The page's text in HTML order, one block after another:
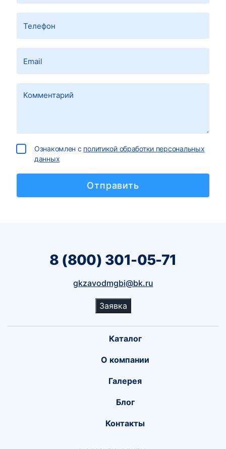
Ознакомлен с политикой обработки персональных
данных
8 (800) 301-05-71
gkzavodmgbi@bk.ru
Заявка
Каталог
О компании
Галерея
Блог
Контакты